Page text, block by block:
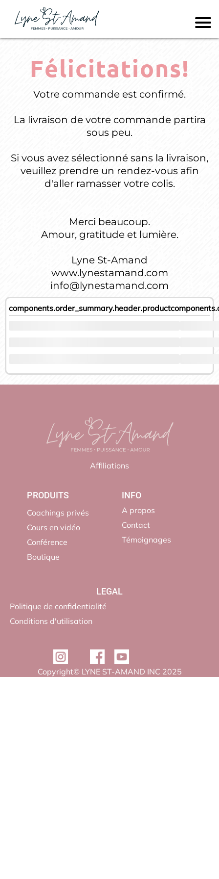
Félicitations!
Votre commande est confirmé.
La livraison de votre commande partira
sous peu.
Si vous avez sélectionné sans la livraison,
veuillez prendre un rendez-vous afin
d'aller ramasser votre colis.
Merci beaucoup.
Amour, gratitude et lumière.
Lyne St-Amand
www.lynestamand.com
info@lynestamand.com
components.order_summary.header.product
Affiliations
PRODUITS
Coachings privés
Cours en vidéo
Conférence
Boutique
INFO
A propos
Contact
Témoignages
LEGAL
Politique de confidentialité
Conditions d'utilisation
Copyright© LYNE ST-AMAND INC 2025